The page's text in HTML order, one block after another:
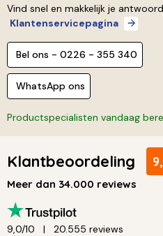
Vind snel en makkelijk je
Klantenservicepagina
Bel ons - 0226 - 355 340
WhatsApp ons
Productspecialisten vandaag
Klantbeoordeling
Meer dan 34.000 reviews
9,0/10 20.555 reviews